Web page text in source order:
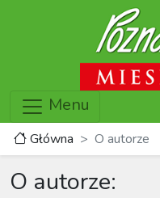
Menu
Główna O autorze
O autorze: